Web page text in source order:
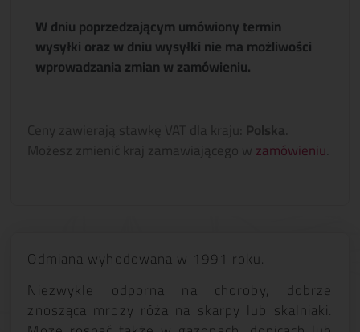
W dniu poprzedzającym umówiony termin
wysyłki oraz w dniu wysyłki nie ma możliwości
wprowadzania zmian w zamówieniu.
Ceny zawierają stawkę VAT dla kraju: Polska
Możesz zmienić kraj zamawiającego wzamówieniu
Odmiana wyhodowana w 1991 roku.
Niezwykle odporna na choroby, dobrze
znosząca mrozy róża na skarpy lub skalniaki.